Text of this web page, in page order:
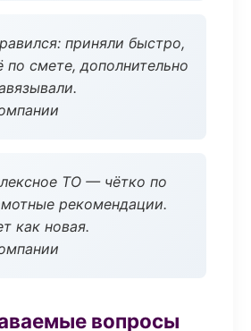
приняли быстро,
по смете, дополнительно
ТО — чётко по
рекомендации.
как новая.
вопросы